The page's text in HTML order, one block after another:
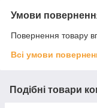
Умови
Повернення товару
Всі умови
Подібні товари